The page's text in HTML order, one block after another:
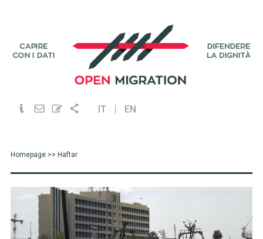
IT EN
Homepage>> Haftar